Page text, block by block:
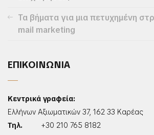
Τα βήματα για μια πετυχημένη
mail marketing
ΕΠΙΚΟΙΝΩΝΙΑ
Κεντρικά γραφεία:
Ελλήνων Αξιωματικών 37, 162 33 Καρέας
Τηλ.
+30 210 765 8182